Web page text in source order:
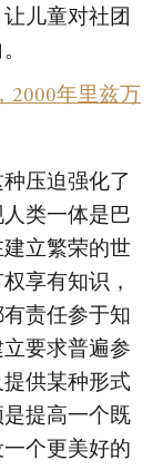
儿童对社团
2000年里兹万
压迫强化了
类一体是巴
立繁荣的世
享有知识，
责任参于知
要求普遍参
供某种形式
提高一个既
个更美好的